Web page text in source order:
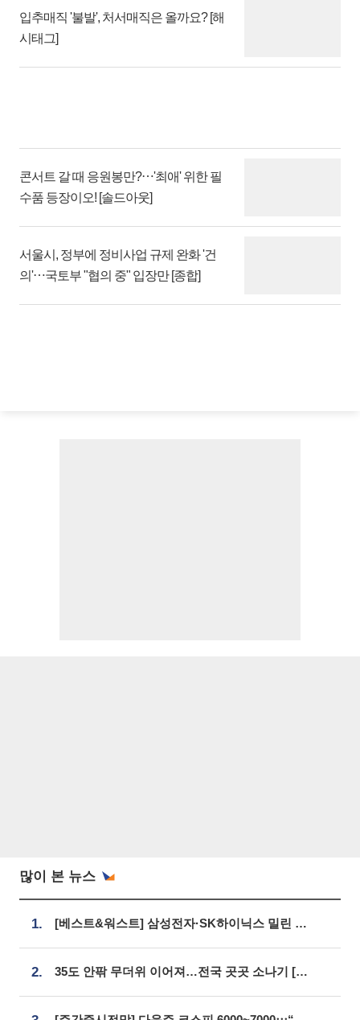
입추매직 '불발', 처서매직은 올까요? [해
시태그]
콘서트 갈 때 응원봉만?⋯'최애' 위한 필
수품 등장이오! [솔드아웃]
서울시, 정부에 정비사업 규제 완화 '건
의'⋯국토부 "협의 중" 입장만 [종합]
많이 본 뉴스
1. [베스트&워스트] 삼성전자·SK하이닉스 밀린 한 주…상상인증권은 85% 급등
2. 35도 안팎 무더위 이어져…전국 곳곳 소나기 [오늘 날씨]